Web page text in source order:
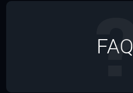
FAQ